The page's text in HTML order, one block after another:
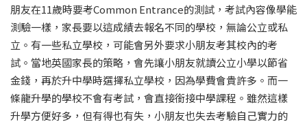
朋友在11歲時要考Common Entrance的測試，考試內容像學能
測驗一樣，家長要以這成績去報名不同的學校，無論公立或私
立。有一些私立學校，可能會另外要求小朋友考其校內的考
試。當地英國家長的策略，會先讓小朋友就讀公立小學以節省
金錢，再於升中學時選擇私立學校，因為學費會貴許多。而一
條龍升學的學校不會有考試，會直接銜接中學課程。雖然這樣
升學方便好多，但有得也有失，小朋友也失去考驗自己實力的